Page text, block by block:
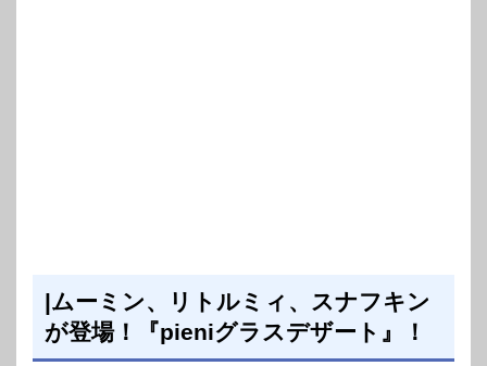
|ムーミン、リトルミィ、スナフキン
が登場！『pieniグラスデザート』！